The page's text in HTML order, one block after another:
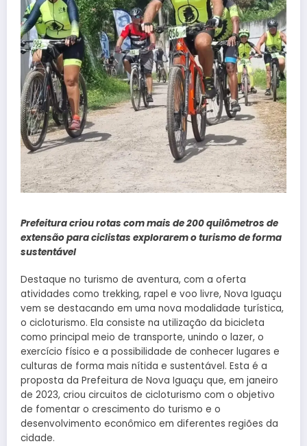
Prefeitura criou rotas com mais de 200 quilômetros de
extensão para ciclistas explorarem o turismo de forma
sustentável
Destaque no turismo de aventura, com a oferta
atividades como trekking, rapel e voo livre, Nova Iguaçu
vem se destacando em uma nova modalidade turística,
o cicloturismo. Ela consiste na utilização da bicicleta
como principal meio de transporte, unindo o lazer, o
exercício físico e a possibilidade de conhecer lugares e
culturas de forma mais nítida e sustentável. Esta é a
proposta da Prefeitura de Nova Iguaçu que, em janeiro
de 2023, criou circuitos de cicloturismo com o objetivo
de fomentar o crescimento do turismo e o
desenvolvimento econômico em diferentes regiões da
cidade.